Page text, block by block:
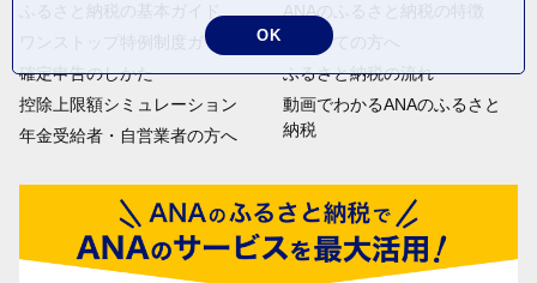
ふるさと納税の基本ガイド
ワンストップ特例制度ガイド
確定申告のしかた
控除上限額シミュレーション
年金受給者・自営業者の方へ
ANAのふるさと納税の特徴
はじめての方へ
ふるさと納税の流れ
動画でわかるANAのふるさと
納税
OK